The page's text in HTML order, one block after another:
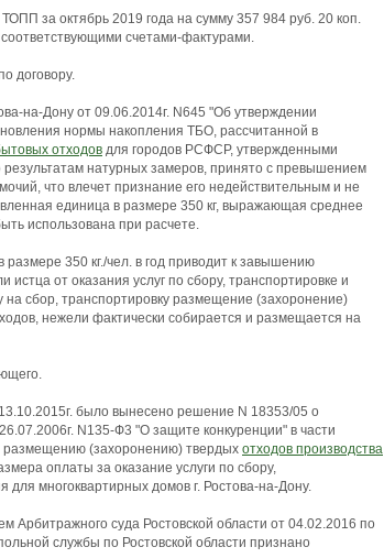
за октябрь 2019 года на сумму 357 984 руб. 20 коп.
счетами-фактурами.
договору.
на-Дону от 09.06.2014г. N645 "Об утверждении
нормы накопления ТБО, рассчитанной в
отходов для городов РСФСР, утвержденными
натурных замеров, принято с превышением
что влечет признание его недействительным и не
единица в размере 350 кг, выражающая среднее
использована при расчете.
350 кг./чел. в год приводит к завышению
истца от оказания услуг по сбору, транспортировке и
сбор, транспортировку размещение (захоронение)
нежели фактически собирается и размещается на
было вынесено решение N 18353/05 о
N135-Ф3 "О защите конкуренции" в части
размещению (захоронению) твердых отходов производства
оплаты за оказание услуги по сбору,
для многоквартирных домов г. Ростова-на-Дону.
суда Ростовской области от 04.02.2016 по
службы по Ростовской области признано